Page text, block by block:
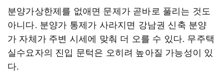
분양가상한제를 없애면 문제가 곧바로 풀리는 것도
아니다. 분양가 통제가 사라지면 강남권 신축 분양
가 자체가 주변 시세에 맞춰 더 오를 수 있다. 무주택
실수요자의 진입 문턱은 오히려 높아질 가능성이 있
다.